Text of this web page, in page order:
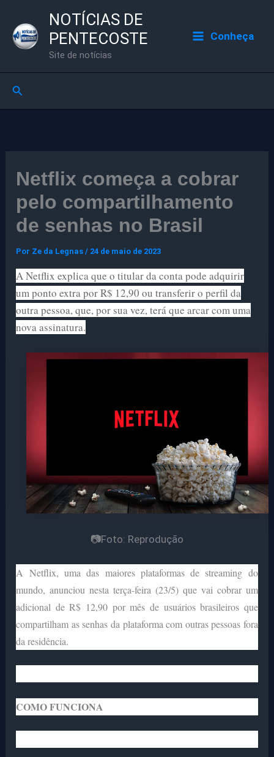
para
NOTÍCIAS DE
PENTECOSTE
Site de notícias
Conheça
Pesquisar
Netflix começa a cobrar
pelo compartilhamento
de senhas no Brasil
Por Ze da Legnas/ 24 de maio de 2023
A Netflix explica que o titular da conta pode adquirir
um ponto extra por R$ 12,90 ou transferir o perfil da
outra pessoa, que, por sua vez, terá que arcar com uma
nova assinatura.
📷Foto: Reprodução
A Netflix, uma das maiores plataformas de streaming do
mundo, anunciou nesta terça-feira (23/5) que vai cobrar um
adicional de R$ 12,90 por mês de usuários brasileiros que
compartilham as senhas da plataforma com outras pessoas fora
da residência.
COMO FUNCIONA